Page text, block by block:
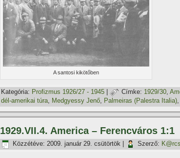
A santosi kikötőben
Kategória: Profizmus 1926/27 - 1945 Címke: 1929/30,
dél-amerikai túra, Medgyessy Jenő, Palmeiras (Palestra Italia),
1929.VII.4. America – Ferencváros 1:1
Közzétéve: 2009. január 29. csütörtök Szerző: